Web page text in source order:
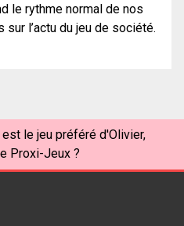
le rythme normal de nos
l’actu du jeu de société.
est le jeu préféré d'Olivier,
Proxi-Jeux ?